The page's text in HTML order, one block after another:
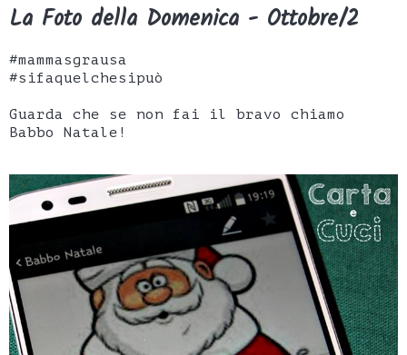
La Foto della Domenica - Ottobre/2
#mammasgrausa
#sifaquelchesipuò
Guarda che se non fai il bravo chiamo
Babbo Natale!